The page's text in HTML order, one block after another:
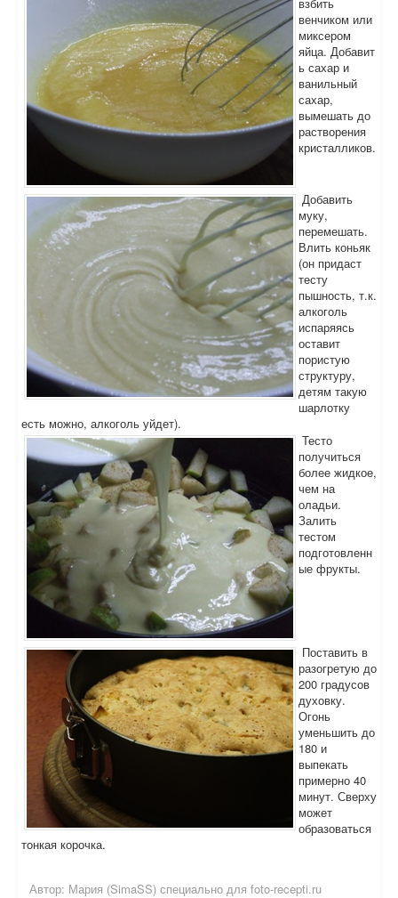
венчиком или
миксером
яйца. Добавит
ь сахар и
ванильный
сахар,
вымешать до
растворения
кристалликов.
Добавить
муку,
перемешать.
Влить коньяк
(он придаст
тесту
пышность, т.к.
алкоголь
испаряясь
оставит
пористую
структуру,
детям такую
шарлотку
есть можно, алкоголь уйдет).
Тесто
получиться
более жидкое,
чем на
оладьи.
Залить
тестом
подготовленн
ые фрукты.
Поставить в
разогретую до
200 градусов
духовку.
Огонь
уменьшить до
180 и
выпекать
примерно 40
минут. Сверху
может
образоваться
тонкая корочка.
Автор: Мария (SimaSS) специально для foto-recepti.ru